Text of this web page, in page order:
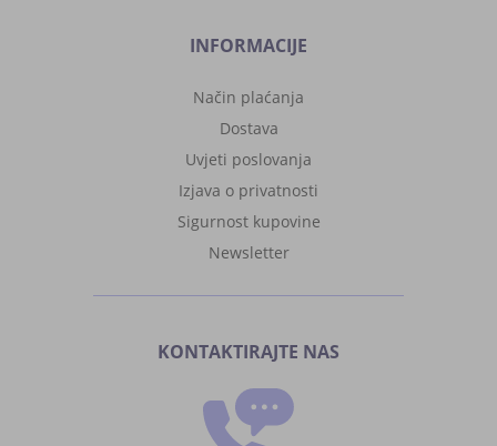
INFORMACIJE
Način plaćanja
Dostava
Uvjeti poslovanja
Izjava o privatnosti
Sigurnost kupovine
Newsletter
KONTAKTIRAJTE NAS